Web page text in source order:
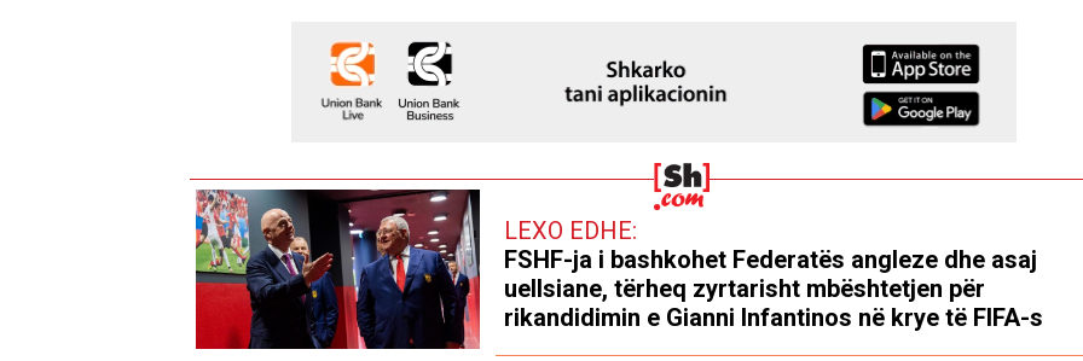
LEXO EDHE:
FSHF-ja i bashkohet Federatës angleze dhe asaj
uellsiane, tërheq zyrtarisht mbështetjen për
rikandidimin e Gianni Infantinos në krye të FIFA-s